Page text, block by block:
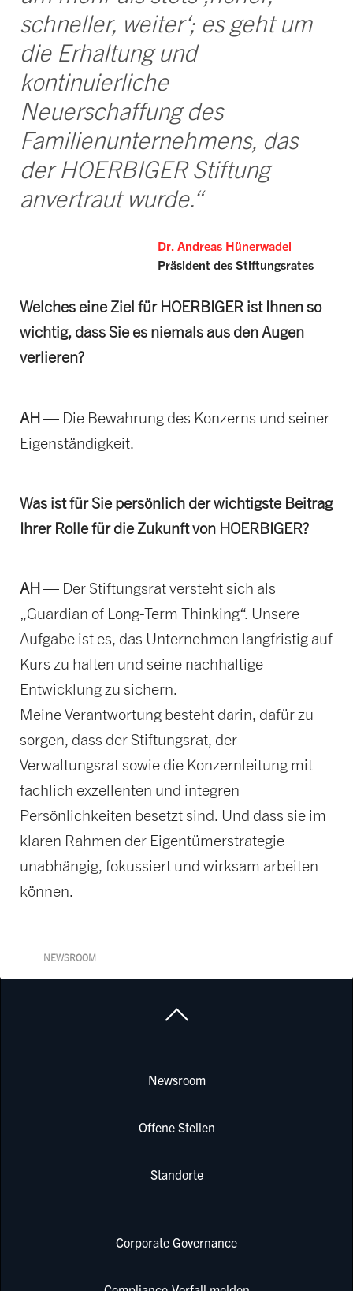
schneller, weiter‘; es geht um
die Erhaltung und
kontinuierliche
Neuerschaffung des
Familienunternehmens, das
der HOERBIGER Stiftung
anvertraut wurde.“
Dr. Andreas Hünerwadel
Präsident des Stiftungsrates
Welches eine Ziel für HOERBIGER ist Ihnen so
wichtig, dass Sie es niemals aus den Augen
verlieren?
AH— Die Bewahrung des Konzerns und seiner
Eigenständigkeit.
Was ist für Sie persönlich der wichtigste Beitrag
Ihrer Rolle für die Zukunft von HOERBIGER?
AH— Der Stiftungsrat versteht sich als
„Guardian of Long-Term Thinking“. Unsere
Aufgabe ist es, das Unternehmen langfristig auf
Kurs zu halten und seine nachhaltige
Entwicklung zu sichern.
Meine Verantwortung besteht darin, dafür zu
sorgen, dass der Stiftungsrat, der
Verwaltungsrat sowie die Konzernleitung mit
fachlich exzellenten und integren
Persönlichkeiten besetzt sind. Und dass sie im
klaren Rahmen der Eigentümerstrategie
unabhängig, fokussiert und wirksam arbeiten
können.
NEWSROOM
Newsroom
Offene Stellen
Standorte
Corporate Governance